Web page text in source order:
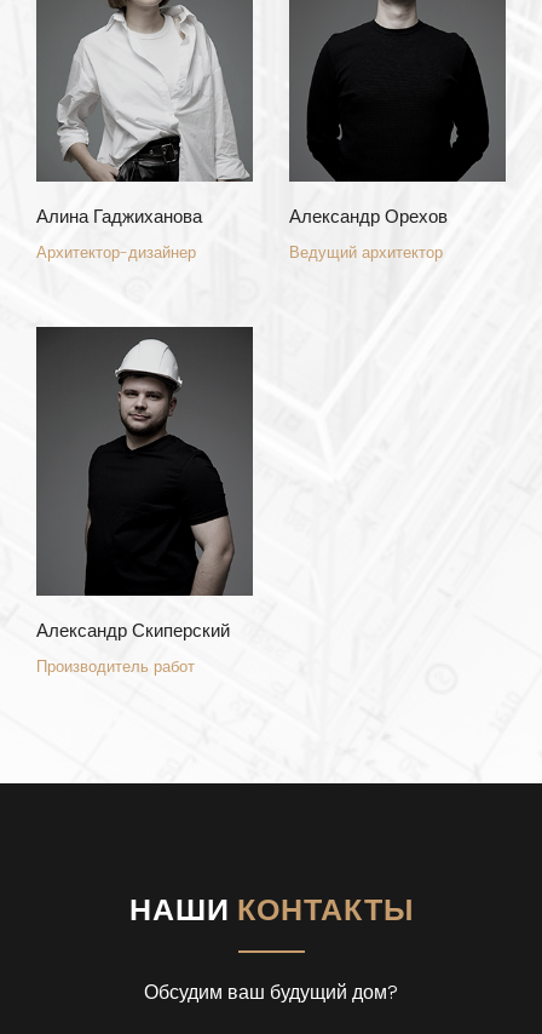
Алина Гаджиханова
Архитектор-дизайнер
Александр Орехов
Ведущий архитектор
Александр Скиперский
Производитель работ
НАШИ КОНТАКТЫ
Обсудим ваш будущий дом?